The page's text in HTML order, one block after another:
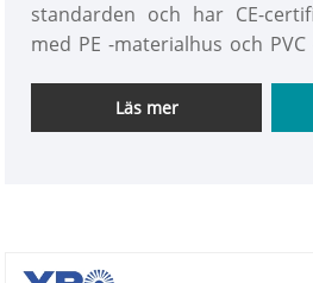
standarden och har CE-
med PE -materialhus och
och säkerställa kraftsäkerhet.
Läs mer